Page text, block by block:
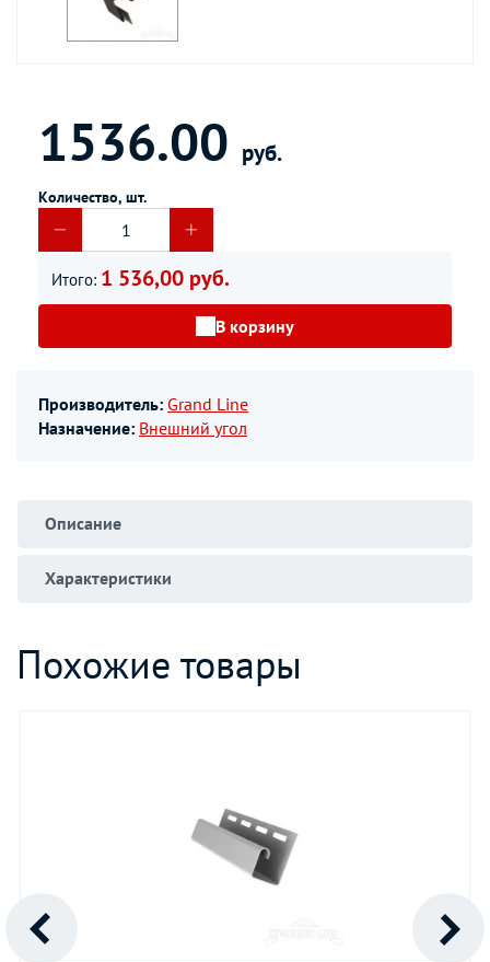
1536.00 руб.
Количество, шт.
Итого: 1 536,00 руб.
В корзину
Производитель: Grand Line
Назначение: Внешний угол
Описание
Характеристики
Похожие товары